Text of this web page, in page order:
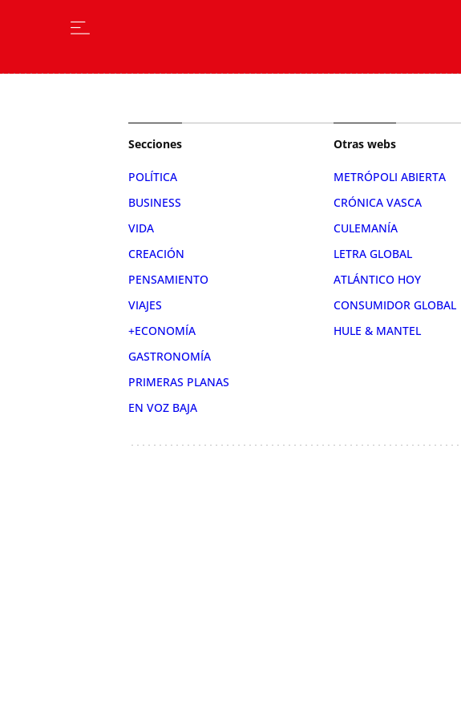
Secciones
POLÍTICA
BUSINESS
VIDA
CREACIÓN
PENSAMIENTO
VIAJES
+ECONOMÍA
GASTRONOMÍA
PRIMERAS PLANAS
EN VOZ BAJA
Otras webs
METRÓPOLI ABIERTA
CRÓNICA VASCA
CULEMANÍA
LETRA GLOBAL
ATLÁNTICO HOY
CONSUMIDOR GLOBAL
HULE & MANTEL